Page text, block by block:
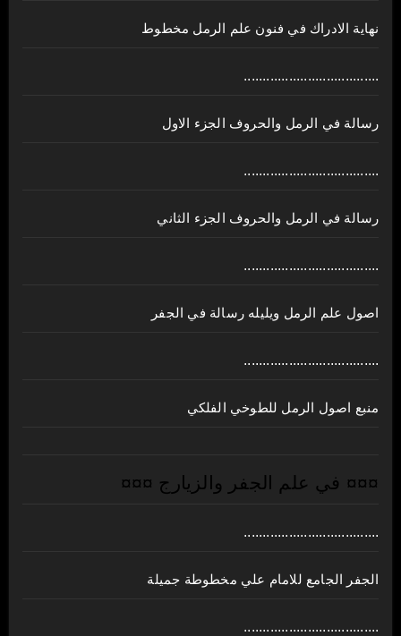
نهاية الادراك في فنون علم الرمل مخطوط
....................................
رسالة في الرمل والحروف الجزء الاول
....................................
رسالة في الرمل والحروف الجزء الثاني
....................................
اصول علم الرمل ويليله رسالة في الجفر
....................................
منبع اصول الرمل للطوخي الفلكي
¤¤¤ في علم الجفر والزيارج ¤¤¤
....................................
الجفر الجامع للامام علي مخطوطة جميلة
....................................